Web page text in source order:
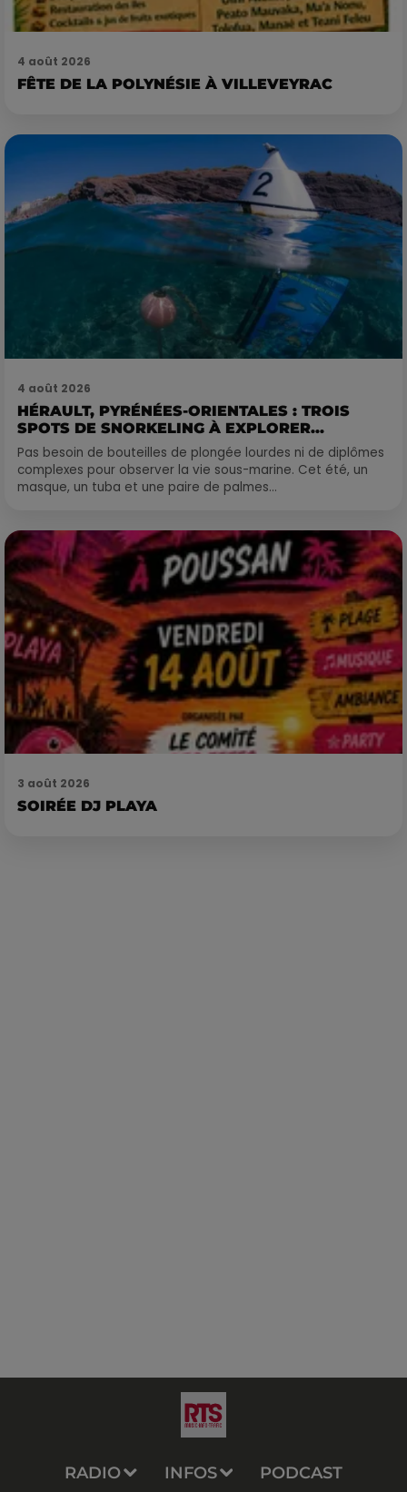
4 août 2026
FÊTE DE LA POLYNÉSIE À VILLEVEYRAC
4 août 2026
HÉRAULT, PYRÉNÉES-ORIENTALES : TROIS
SPOTS DE SNORKELING À EXPLORER...
Pas besoin de bouteilles de plongée lourdes ni de diplômes
complexes pour observer la vie sous-marine. Cet été, un
masque, un tuba et une paire de palmes...
3 août 2026
SOIRÉE DJ PLAYA
RADIO INFOS PODCAST